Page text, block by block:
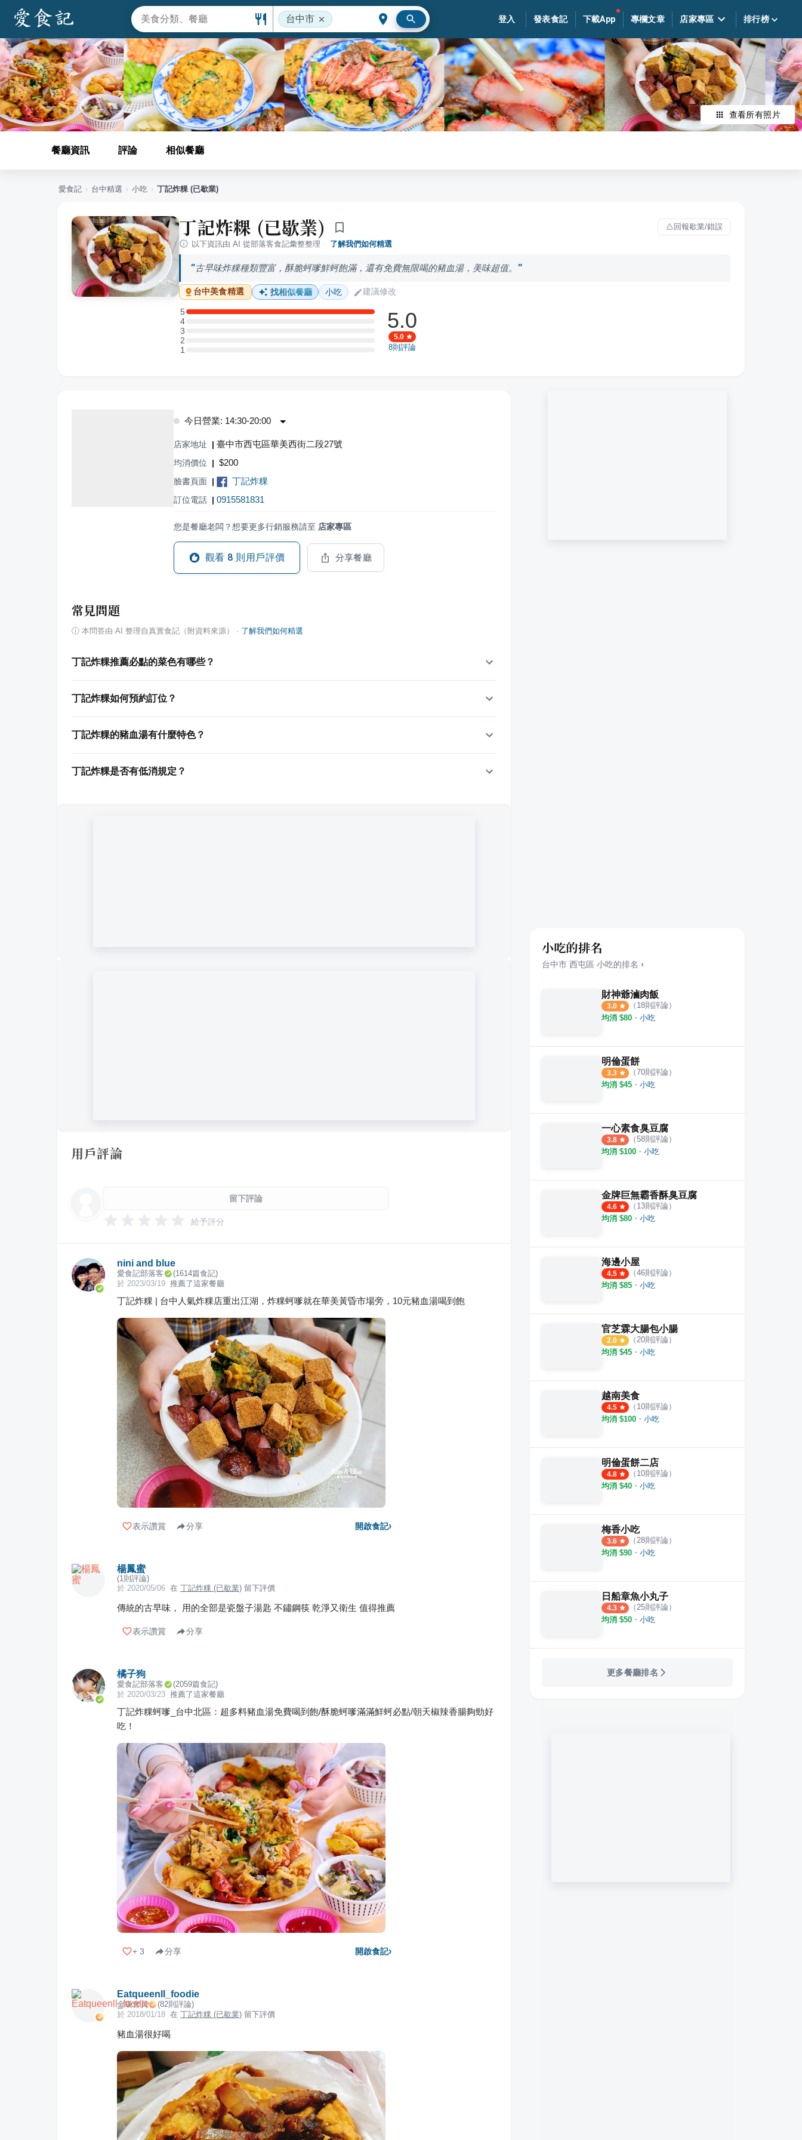
台中市 登入 發表食記 下載App 專欄文章 店家專區 排行榜
查看所有照片
餐廳資訊 評論 相似餐廳
愛食記 › 台中精選 › 小吃 › 丁記炸粿 (已歇業)
丁記炸粿 (已歇業)
回報歇業/錯誤
以下資訊由 AI 從部落客食記彙整整理 · 了解我們如何精選
古早味炸粿種類豐富，酥脆蚵嗲鮮蚵飽滿，還有免費無限喝的豬血湯，美味超值。
台中美食精選 找相似餐廳 小吃 建議修改
5
5 星：2 則評論
4
4 星：0 則評論
3
3 星：0 則評論
2
2 星：0 則評論
11 星：0 則評論
5.0
5.0
8則評論
今日營業: 14:30-20:00
店家地址 | 臺中市西屯區華美西街二段27號
均消價位 | $200
臉書頁面 | 丁記炸粿
訂位電話 | 0915581831
您是餐廳老闆？想要更多行銷服務請至 店家專區
觀看 8 則用戶評價 分享餐廳
常見問題
ⓘ 本問答由 AI 整理自真實食記（附資料來源） · 了解我們如何精選
丁記炸粿推薦必點的菜色有哪些？
丁記炸粿如何預約訂位？
丁記炸粿的豬血湯有什麼特色？
丁記炸粿是否有低消規定？
用戶評論
留下評論
給予評分
nini and blue
愛食記部落客 (1614篇食記)
於 2023/03/19 推薦了這家餐廳
丁記炸粿 | 台中人氣炸粿店重出江湖，炸粿蚵嗲就在華美黃昏市場旁，10元豬血湯喝到飽
表示讚賞 分享 開啟食記›
楊鳳蜜
(1 則評論)
於 2020/05/06 在 丁記炸粿 (已歇業) 留下評價
傳統的古早味， 用的全部是瓷盤子湯匙 不鏽鋼筷 乾淨又衛生 值得推薦
表示讚賞 分享
橘子狗
愛食記部落客 (2059篇食記)
於 2020/03/23 推薦了這家餐廳
丁記炸粿蚵嗲_台中北區：超多料豬血湯免費喝到飽/酥脆蚵嗲滿滿鮮蚵必點/朝天椒辣香腸夠勁好
吃！
+ 3 分享 開啟食記›
Eatqueenll_foodie
金級會員 (82則評論)
於 2018/01/18 在 丁記炸粿 (已歇業) 留下評價
豬血湯很好喝
小吃的排名
台中市 西屯區 小吃的排名 ›
財神爺滷肉飯
3.0 （ 18則評論）
均消 $80 ・ 小吃
明倫蛋餅
3.3 （70則評論）
均消 $45 ・ 小吃
一心素食臭豆腐
3.8 （58則評論）
均消 $100 ・ 小吃
金牌巨無霸香酥臭豆腐
4.6 （ 13則評論）
均消 $80 ・ 小吃
海邊小屋
4.5 （46則評論）
均消 $85 ・ 小吃
官芝霖大腸包小腸
2.0 （20則評論）
均消 $45 ・ 小吃
越南美食
4.5 （ 10則評論）
均消 $100 ・ 小吃
明倫蛋餅二店
4.8 （ 10則評論）
均消 $40 ・ 小吃
梅香小吃
3.6 （28則評論）
均消 $90 ・ 小吃
日船章魚小丸子
4.3 （25則評論）
均消 $50 ・ 小吃
更多餐廳排名